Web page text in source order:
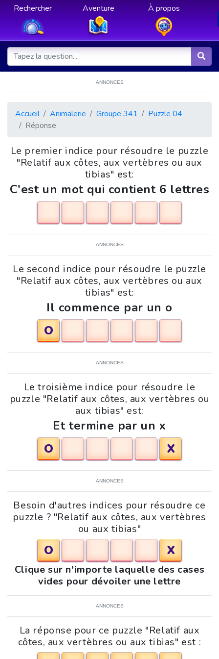
Rechercher Aventure À propos
ANNONCES
Accueil Animalerie Groupe 341
Puzzle 04
Réponse
Le premier indice pour résoudre le puzzle
"Relatif aux côtes, aux vertèbres ou aux
tibias" est:
C'est un mot qui contient 6 lettres
ANNONCES
Le second indice pour résoudre le puzzle
"Relatif aux côtes, aux vertèbres ou aux
tibias" est:
Il commence par un o
O
ANNONCES
Le troisième indice pour résoudre le
puzzle "Relatif aux côtes, aux vertèbres ou
aux tibias" est:
Et termine par un x
O
X
ANNONCES
Besoin d'autres indices pour résoudre ce
puzzle ? "Relatif aux côtes, aux vertèbres
ou aux tibias"
O X
Clique sur n'importe laquelle des cases
vides pour dévoiler une lettre
ANNONCES
La réponse pour ce puzzle "Relatif aux
côtes, aux vertèbres ou aux tibias" est :